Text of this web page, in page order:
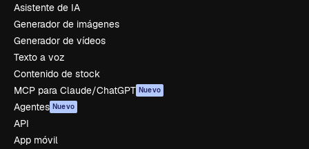
Asistente de IA
Generador de imágenes
Generador de vídeos
Texto a voz
Contenido de stock
MCP para Claude/ChatGPT Nuevo
Agentes Nuevo
API
App móvil